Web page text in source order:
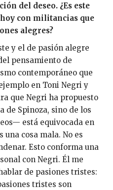
del deseo. ¿Es este
con militancias que
alegres?
y el de pasión alegre
pensamiento de
contemporáneo que
en Toni Negri y
que Negri ha propuesto
de Spinoza, sino de los
está equivocada en
cosa mala. No es
Esto conforma una
con Negri. Él me
de pasiones tristes:
tristes son